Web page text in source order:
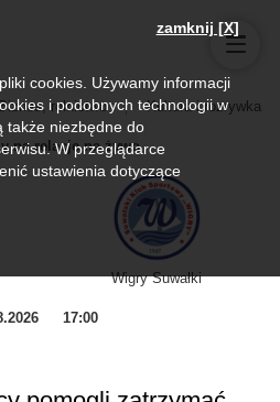
rolnictwo Kultura i rozrywka
na relację na żywo
Wigry Suwałki
17:00
zamknij [X]
cookies. Używamy informacji
i podobnych technologii w
także niezbędne do
W przeglądarce
ustawienia dotyczące